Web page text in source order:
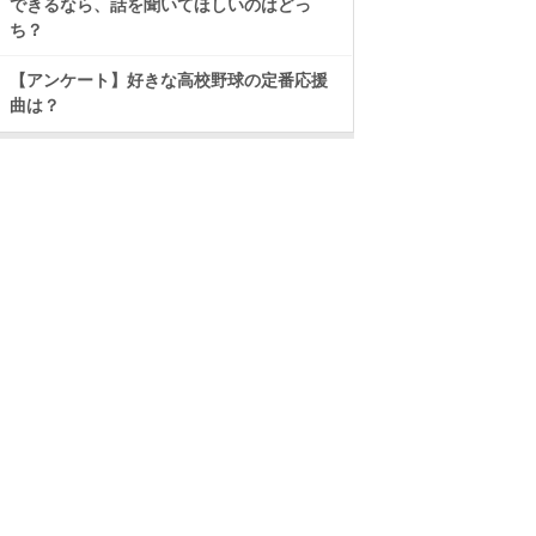
できるなら、話を聞いてほしいのはどっ
ち？
【アンケート】好きな高校野球の定番応援
曲は？